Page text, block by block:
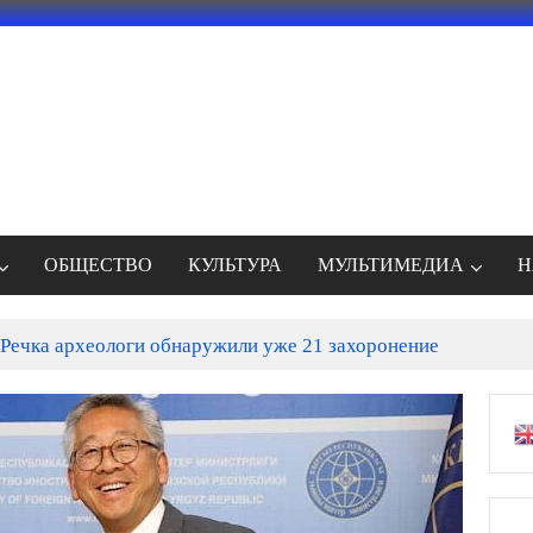
ОБЩЕСТВО КУЛЬТУРА МУЛЬТИМЕДИА
археологи обнаружили уже 21 захоронение